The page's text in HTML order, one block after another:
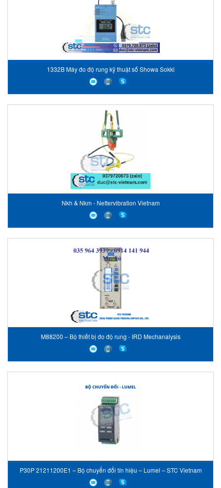
1332B Máy đo độ rung kỹ thuật số Showa Sokki
Nkh & Nkm - Nettervibration Vietnam
M88200 – Bộ thiết bị đo độ rung - IRD Mechanalysis
P30P 21211200E1 – Bộ chuyển đổi tín hiệu – Lumel – STC Vietnam